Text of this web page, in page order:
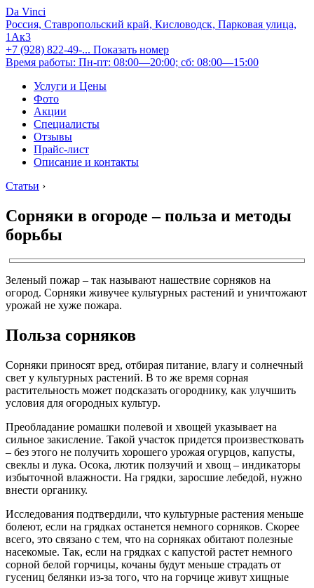
Da Vinci
Россия, Ставропольский край, Кисловодск, Парковая улица,
1Ак3
+7 (928) 822-49-... Показать номер
Время работы: Пн-пт: 08:00—20:00; сб: 08:00—15:00
Услуги и Цены
Фото
Акции
Специалисты
Отзывы
Прайс-лист
Описание и контакты
Статьи ›
Сорняки в огороде – польза и методы
борьбы
Зеленый пожар – так называют нашествие сорняков на
огород. Сорняки живучее культурных растений и уничтожают
урожай не хуже пожара.
Польза сорняков
Сорняки приносят вред, отбирая питание, влагу и солнечный
свет у культурных растений. В то же время сорная
растительность может подсказать огороднику, как улучшить
условия для огородных культур.
Преобладание ромашки полевой и хвощей указывает на
сильное закисление. Такой участок придется произвестковать
– без этого не получить хорошего урожая огурцов, капусты,
свеклы и лука. Осока, лютик ползучий и хвощ – индикаторы
избыточной влажности. На грядки, заросшие лебедой, нужно
внести органику.
Исследования подтвердили, что культурные растения меньше
болеют, если на грядках останется немного сорняков. Скорее
всего, это связано с тем, что на сорняках обитают полезные
насекомые. Так, если на грядках с капустой растет немного
сорной белой горчицы, кочаны будут меньше страдать от
гусениц белянки из-за того, что на горчице живут хищные